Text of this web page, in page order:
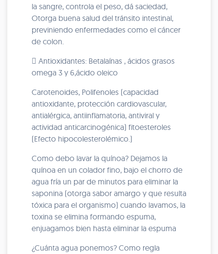
la sangre, controla el peso, dá saciedad,
Otorga buena salud del tránsito intestinal,
previniendo enfermedades como el cáncer
de colon.
 Antioxidantes: Betalaínas , ácidos grasos
omega 3 y 6,ácido oleico
Carotenoides, Polifenoles (capacidad
antioxidante, protección cardiovascular,
antialérgica, antiinflamatoria, antiviral y
actividad anticarcinogénica) fitoesteroles
(Efecto hipocolesterolémico.)
Como debo lavar la quínoa? Dejamos la
quínoa en un colador fino, bajo el chorro de
agua fría un par de minutos para eliminar la
saponina (otorga sabor amargo y que resulta
tóxica para el organismo) cuando lavamos, la
toxina se elimina formando espuma,
enjuagamos bien hasta eliminar la espuma
¿Cuánta agua ponemos? Como regla